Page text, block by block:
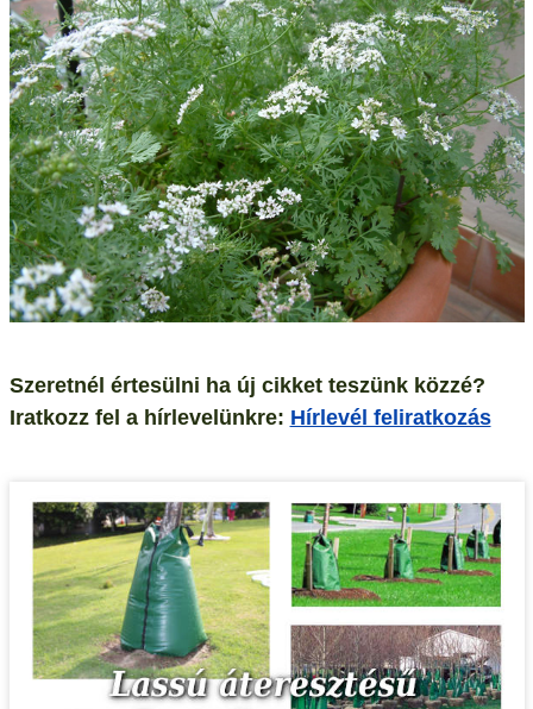
Szeretnél értesülni ha új cikket teszünk közzé?
Iratkozz fel a hírlevelünkre: Hírlevél feliratkozás